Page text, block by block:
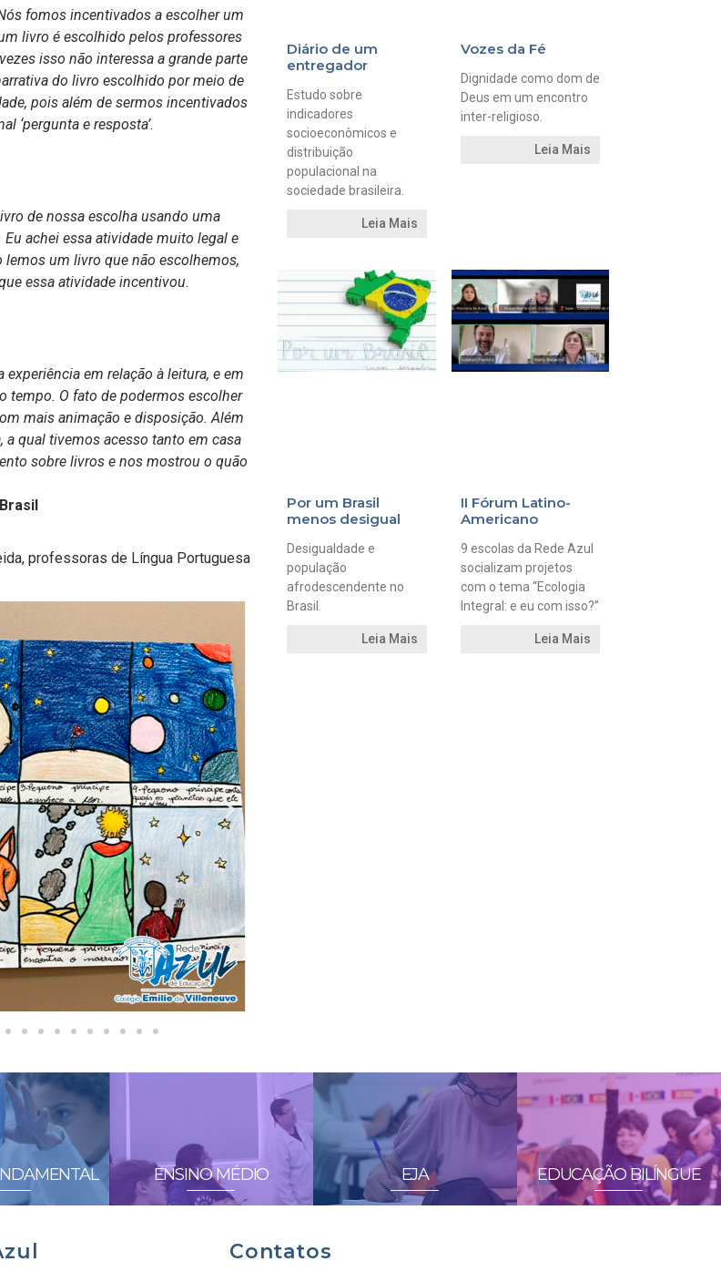
fomos incentivados a escolher um
livro é escolhido pelos professores
isso não interessa a grande parte
do livro escolhido por meio de
pois além de sermos incentivados
‘pergunta e resposta’.
de nossa escolha usando uma
Eu achei essa atividade muito legal e
um livro que não escolhemos,
essa atividade incentivou.
experiência em relação à leitura, e em
tempo. O fato de podermos escolher
mais animação e disposição. Além
qual tivemos acesso tanto em casa
sobre livros e nos mostrou o quão
professoras de Língua Portuguesa
Diário de um
entregador
Estudo sobre
indicadores
socioeconômicos e
distribuição
populacional na
sociedade brasileira.
Leia Mais
Vozes da Fé
Dignidade como dom de
Deus em um encontro
inter-religioso.
Leia Mais
Por um Brasil
menos desigual
Desigualdade e
população
afrodescendente no
Brasil.
Leia Mais
II Fórum Latino-
Americano
9 escolas da Rede Azul
socializam projetos
com o tema “Ecologia
Integral: e eu com isso?”
Leia Mais
ENSINO MÉDIO EJA EDUCAÇÃO BILÍNGUE
Contatos